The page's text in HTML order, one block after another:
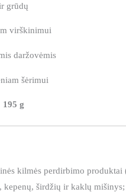
grūdų
virškinimui
daržovėmis
šėrimui
195 g
kilmės perdirbimo produktai
kepenų, širdžių ir kaklų